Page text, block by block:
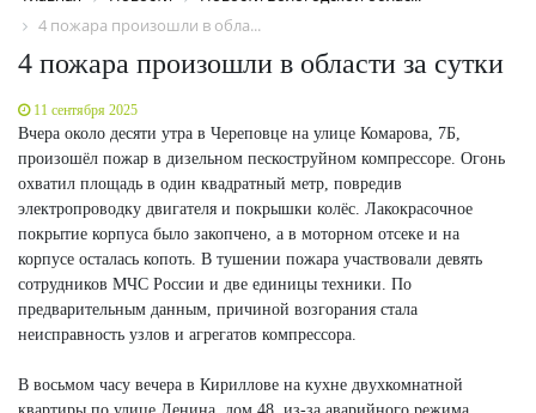
4 пожара произошли в обла...
4 пожара произошли в области за сутки
11 сентября 2025
Вчера около десяти утра в Череповце на улице Комарова, 7Б,
произошёл пожар в дизельном пескоструйном компрессоре. Огонь
охватил площадь в один квадратный метр, повредив
электропроводку двигателя и покрышки колёс. Лакокрасочное
покрытие корпуса было закопчено, а в моторном отсеке и на
корпусе осталась копоть. В тушении пожара участвовали девять
сотрудников МЧС России и две единицы техники. По
предварительным данным, причиной возгорания стала
неисправность узлов и агрегатов компрессора.
В восьмом часу вечера в Кириллове на кухне двухкомнатной